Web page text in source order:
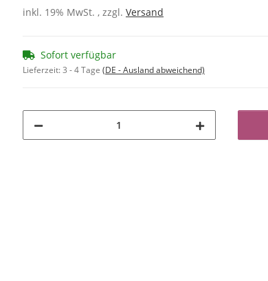
inkl. 19% MwSt. , zzgl. Versand
Sofort verfügbar
Lieferzeit:3 - 4 Tage (DE - Ausland abweichend)